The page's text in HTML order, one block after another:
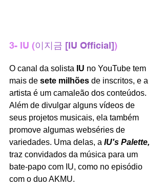
3- IU (이지금 [IU Official])
O canal da solista IU no YouTube tem
mais de sete milhões de inscritos, e a
artista é um camaleão dos conteúdos.
Além de divulgar alguns vídeos de
seus projetos musicais, ela também
promove algumas webséries de
variedades. Uma delas, a IU's Palette,
traz convidados da música para um
bate-papo com IU, como no episódio
com o duo AKMU.